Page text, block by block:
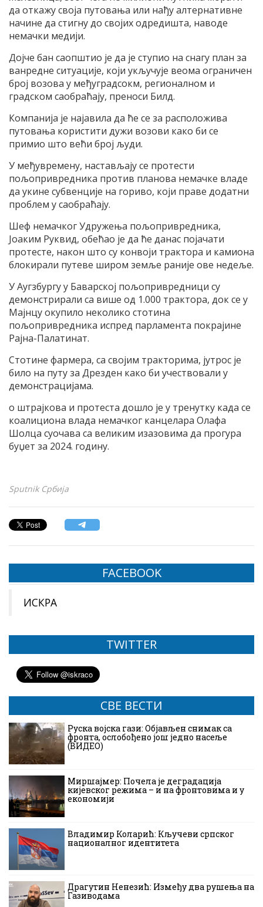
да откажу своја путовања или нађу алтернативне
начине да стигну до својих одредишта, наводе
немачки медији.
Дојче бан саопштио је да је ступио на снагу план за
ванредне ситуације, који укључује веома ограничен
број возова у међуградсокм, регионалном и
градском саобраћају, преноси Билд.
Компанија је најавила да ће се за расположива
путовања користити дужи возови како би се
примио што већи број људи.
У међувремену, настављају се протести
пољопривредника против планова немачке владе
да укине субвенције на гориво, који праве додатни
проблем у саобраћају.
Шеф немачког Удружења пољопривредника,
Јоаким Руквид, обећао је да ће данас појачати
протесте, након што су конвоји трактора и камиона
блокирали путеве широм земље раније ове недеље.
У Аугзбургу у Баварској пољопривредници су
демонстрирали са више од 1.000 трактора, док се у
Мајнцу окупило неколико стотина
пољопривредника испред парламента покрајине
Рајна-Палатинат.
Стотине фармера, са својим тракторима, јутрос је
било на путу за Дрезден како би учествовали у
демонстрацијама.
о штрајкова и протеста дошло је у тренутку када се
коалициона влада немачког канцелара Олафа
Шолца суочава са великим изазовима да прогура
буџет за 2024. годину.
Sputnik Србија
FACEBOOK
ИСКРА
TWITTER
СВЕ ВЕСТИ
Руска војска гази: Објављен снимак са
фронта, ослобођено још једно насеље
(ВИДЕО)
Миршајмер: Почела је деградација
кијевског режима – и на фронтовима и у
економији
Владимир Коларић: Кључеви српског
националног идентитета
Драгутин Ненезић: Између два рушења на
Газиводама